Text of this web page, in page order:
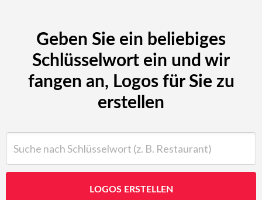
Geben Sie ein beliebiges
Schlüsselwort ein und wir
fangen an, Logos für Sie zu
erstellen
LOGOS ERSTELLEN